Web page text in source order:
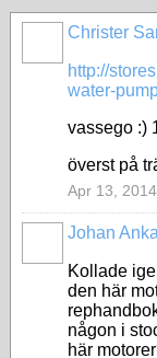
Christer
http://
water-
vassego :)
överst på
Apr 13, 2014
Johan
Kollade
den här
någon i
här